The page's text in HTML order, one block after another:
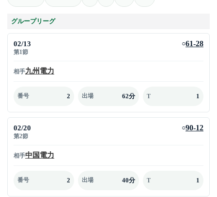
グループリーグ
02/13
第1節
○61-28
相手九州電力
番号 2 出場 62分 T 1
02/20
第2節
○90-12
相手中国電力
番号 2 出場 40分 T 1